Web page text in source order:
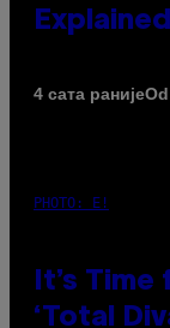
4 сата ранијеOd
PHOTO: E!
It’s
‘Total